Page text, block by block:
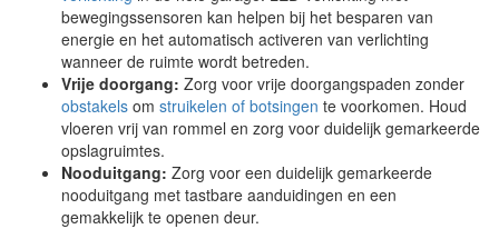
bewegingssensoren kan helpen bij het besparen van
energie en het automatisch activeren van verlichting
wanneer de ruimte wordt betreden.
Vrije doorgang: Zorg voor vrije doorgangspaden zonder
obstakels om struikelen of botsingen te voorkomen. Houd
vloeren vrij van rommel en zorg voor duidelijk gemarkeerde
opslagruimtes.
Nooduitgang: Zorg voor een duidelijk gemarkeerde
nooduitgang met tastbare aanduidingen en een
gemakkelijk te openen deur.